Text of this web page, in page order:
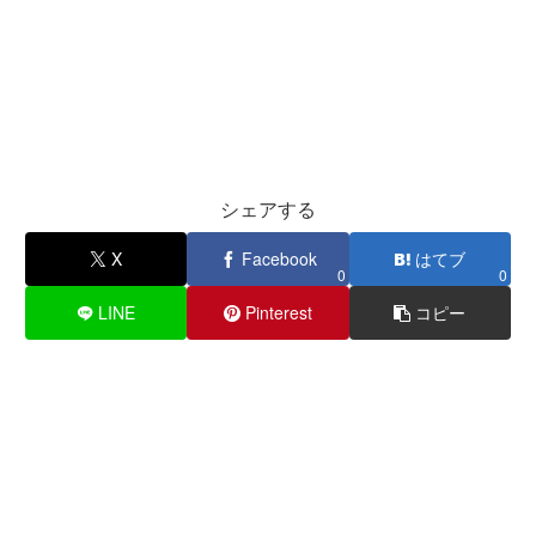
シェアする
X Facebook
0
はてブ
0
LINE Pinterest コピー